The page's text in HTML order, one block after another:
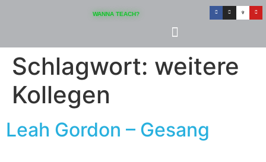
WANNA TEACH?
Schlagwort: weitere
Kollegen
Leah Gordon – Gesang